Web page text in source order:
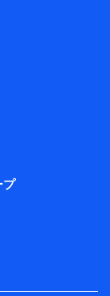
ネット日
さまの情報
します 。
三者提供の
る場合があ
2019年12
あったこと
月10日以
的の範囲内
プ